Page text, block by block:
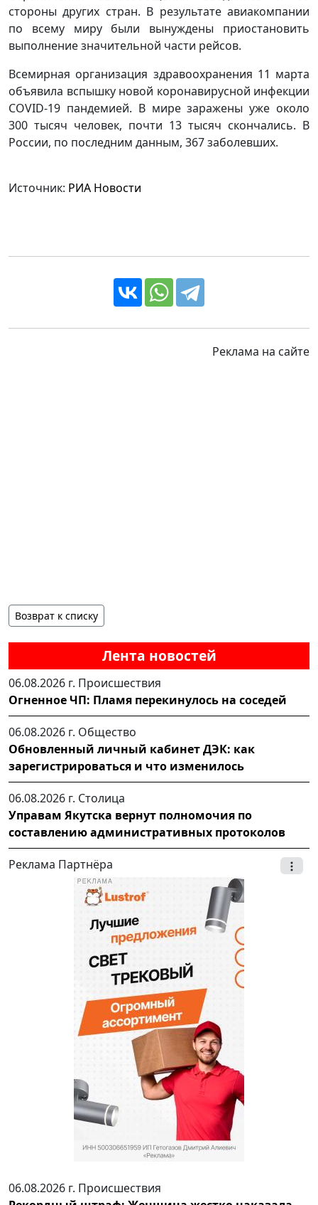
Лента новостей
06.08.2026 г. Происшествия
Огненное ЧП: Пламя перекинулось на соседей
06.08.2026 г. Общество
Обновленный личный кабинет ДЭК: как
зарегистрироваться и что изменилось
06.08.2026 г. Столица
Управам Якутска вернут полномочия по
составлению административных протоколов
Реклама Партнёра
06.08.2026 г. Происшествия
стороны других стран. В результате авиакомпании
по всему миру были вынуждены приостановить
выполнение значительной части рейсов.
Всемирная организация здравоохранения 11 марта
объявила вспышку новой коронавирусной инфекции
COVID-19 пандемией. В мире заражены уже около
300 тысяч человек, почти 13 тысяч скончались. В
России, по последним данным, 367 заболевших.
Источник: РИА Новости
Реклама на сайте
Возврат к списку